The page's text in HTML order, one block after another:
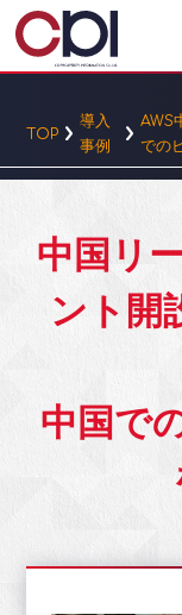
TOP
導入
事例
AWS
での
中国リ
ント開
中国で